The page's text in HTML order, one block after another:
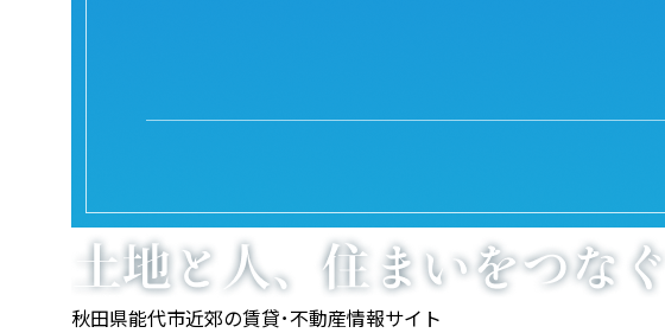
秋田県能代市近郊の賃貸･不動産情報サイト